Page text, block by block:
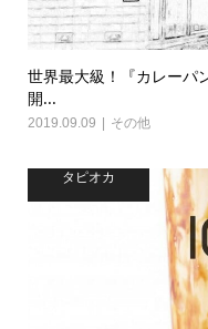
世界最大級！『カレーパ
開...
2019.09.09 その他
タピオカ